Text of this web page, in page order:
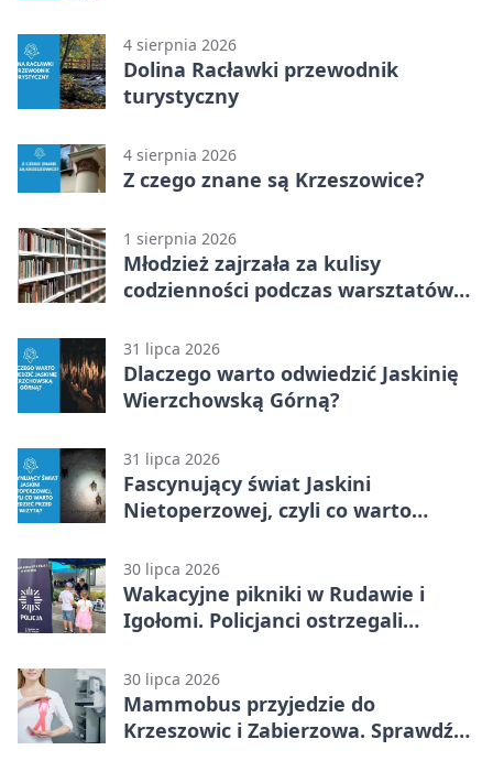
4 sierpnia 2026
Dolina Racławki przewodnik
turystyczny
4 sierpnia 2026
Z czego znane są Krzeszowice?
1 sierpnia 2026
Młodzież zajrzała za kulisy
codzienności podczas warsztatów
31 lipca 2026
Dlaczego warto odwiedzić Jaskinię
Wierzchowską Górną?
31 lipca 2026
Fascynujący świat Jaskini
Nietoperzowej, czyli co warto
30 lipca 2026
Wakacyjne pikniki w Rudawie i
Igołomi. Policjanci ostrzegali
30 lipca 2026
Mammobus przyjedzie do
Krzeszowic i Zabierzowa. Sprawdź